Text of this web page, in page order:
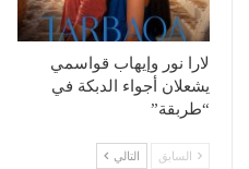
لارا نور وإيهاب قواسمي
يشعلان أجواء الدبكة في
“طربقة”
السابق التالي